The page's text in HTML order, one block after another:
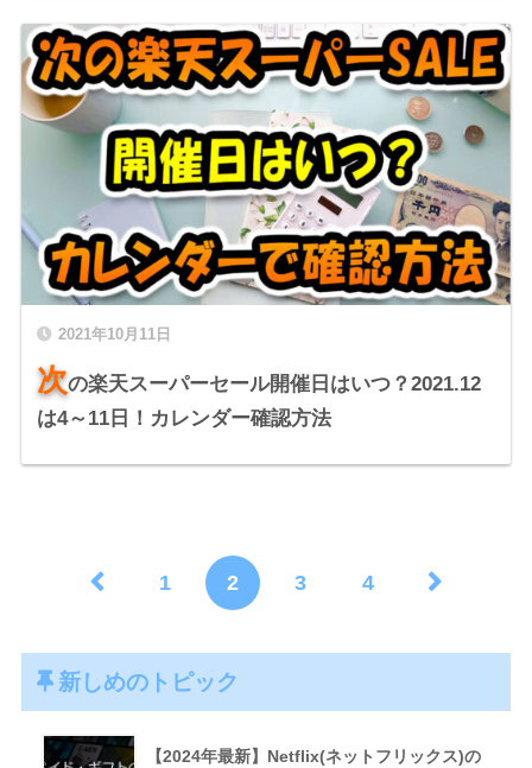
2021年10月11日
次の楽天スーパーセール開催日はいつ？2021.12
は4～11日！カレンダー確認方法
1 2 3 4
新しめのトピック
【2024年最新】Netflix(ネットフリックス)の